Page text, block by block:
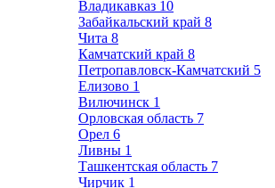
Владикавказ 10
Забайкальский край 8
Чита 8
Камчатский край 8
Петропавловск-Камчатский 5
Елизово 1
Вилючинск 1
Орловская область 7
Орел 6
Ливны 1
Ташкентская область 7
Чирчик 1